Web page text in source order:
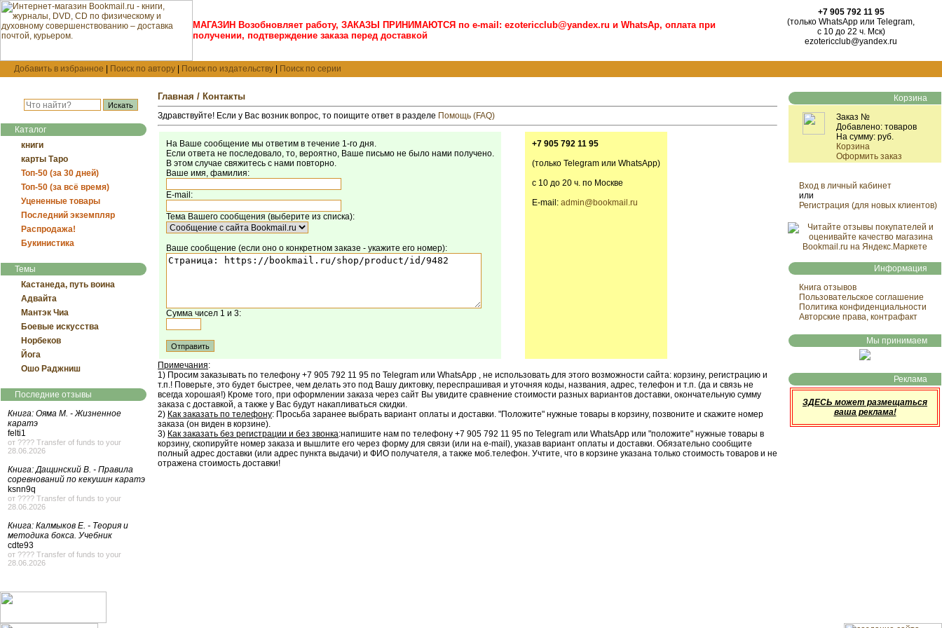
МАГАЗИН Возобновляет работу, ЗАКАЗЫ ПРИНИМАЮТСЯ по e-mail: ezotericclub@yandex.ru и WhatsAp, оплата при
получении, подтверждение заказа перед доставкой
+7 905 792 11 95
(только WhatsApp или Telegram,
с 10 до 22 ч. Мск)
ezotericclub@yandex.ru
Добавить в избранное Поиск по автору Поиск по издательству Поиск по серии
Каталог
книги
карты Таро
Топ-50 (за 30 дней)
Топ-50 (за всё время)
Уцененные товары
Последний экземпляр
Распродажа!
Букинистика
Темы
Кастанеда, путь воина
Адвайта
Мантэк Чиа
Боевые искусства
Норбеков
Йога
Ошо Раджниш
Последние отзывы
Книга: Ояма М. - Жизненное
каратэ
felti1
от ???? Transfer of funds to your
28.06.2026
Книга: Дащинский В. - Правила
соревнований по кекушин каратэ
ksnn9q
от ???? Transfer of funds to your
28.06.2026
Книга: Калмыков Е. - Теория и
методика бокса. Учебник
cdte93
от ???? Transfer of funds to your
28.06.2026
Главная / Контакты
Здравствуйте! Если у Вас возник вопрос, то поищите ответ в разделе Помощь (FAQ)
На Ваше сообщение мы ответим в течение 1-го дня.
Если ответа не последовало, то, вероятно, Ваше письмо не было нами получено.
В этом случае свяжитесь с нами повторно.
Ваше имя, фамилия:
E-mail:
Тема Вашего сообщения (выберите из списка):
Ваше сообщение (если оно о конкретном заказе - укажите его номер):
Сумма чисел 1 и 3:
+7 905 792 11 95
(только Telegram или WhatsApp)
с 10 до 20 ч. по Москве
E-mail: admin@bookmail.ru
Примечания:
1) Просим заказывать по телефону +7 905 792 11 95 по Telegram или WhatsApp , не использовать для этого возможности сайта: корзину, регистрацию и
т.п.! Поверьте, это будет быстрее, чем делать это под Вашу диктовку, переспрашивая и уточняя коды, названия, адрес, телефон и т.п. (да и связь не
всегда хорошая!) Кроме того, при оформлении заказа через сайт Вы увидите сравнение стоимости разных вариантов доставки, окончательную сумму
заказа с доставкой, а также у Вас будут накапливаться скидки.
2) Как заказать по телефону: Просьба заранее выбрать вариант оплаты и доставки. "Положите" нужные товары в корзину, позвоните и скажите номер
заказа (он виден в корзине).
3) Как заказать без регистрации и без звонка:напишите нам по телефону +7 905 792 11 95 по Telegram или WhatsApp или "положите" нужные товары в
корзину, скопируйте номер заказа и вышлите его через форму для связи (или на e-mail), указав вариант оплаты и доставки. Обязательно сообщите
полный адрес доставки (или адрес пункта выдачи) и ФИО получателя, а также моб.телефон. Учтите, что в корзине указана только стоимость товаров и не
отражена стоимость доставки!
Корзина
Заказ №
Добавлено: товаров
На сумму: руб.
Корзина
Оформить заказ
Вход в личный кабинет
или
Регистрация (для новых клиентов)
Информация
Книга отзывов
Пользовательское соглашение
Политика конфиденциальности
Авторские права, контрафакт
Мы принимаем
Реклама
ЗДЕСЬ может размещаться
ваша реклама!